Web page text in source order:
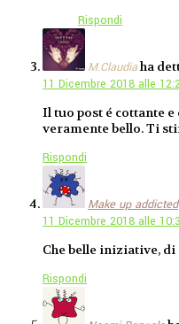
Rispondi
M.Claudiaha
11 Dicembre 2018 alle
Il tuo post é cottante
veramente bello. Ti
Rispondi
Make up addicted
11 Dicembre 2018 alle
Che belle iniziative, di
Rispondi